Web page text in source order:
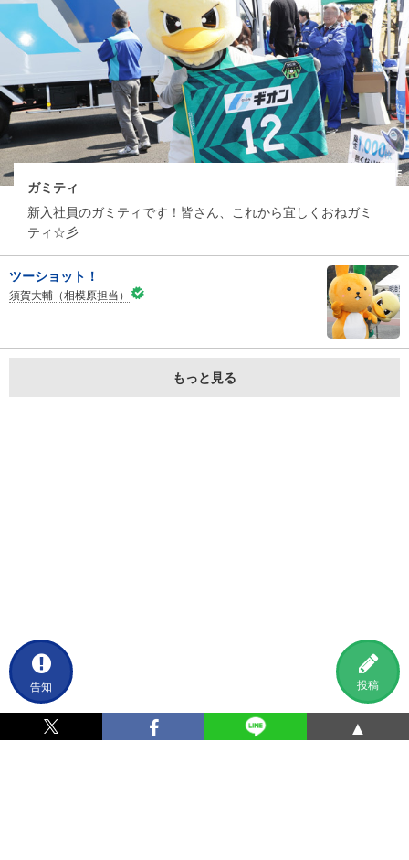
告知 投稿
ガミティ
新入社員のガミティです！皆さん、これから宜しくおねガミ
ティ☆彡
ツーショット！
須賀大輔（相模原担当）
もっと見る
▲